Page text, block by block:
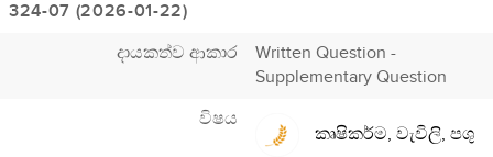
324-07 (2026-01-22)
දායකත්ව ආකාර
Written Question -
Supplementary Question
විෂය
කෘෂිකර්ම, වැවිලි, පශු